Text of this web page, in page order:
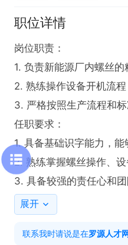
职位详情
岗位职责：
1. 负责新能源厂内螺丝的
2. 熟练操作设备开机流程
3. 严格按照生产流程和
任职要求：
1. 具备基础识字能力，能
2. 熟练掌握螺丝操作、设
3. 具备较强的责任心和
厂的工作环境。
展开
联系我时请说是在罗源人才